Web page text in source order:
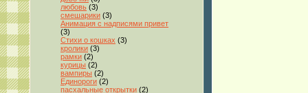
любовь (3)
смешарики (3)
Анимация с надписями привет
(3)
Стихи о кошках (3)
кролики (3)
рамки (2)
курицы (2)
вампиры (2)
Единороги (2)
пасхальные открытки (2)